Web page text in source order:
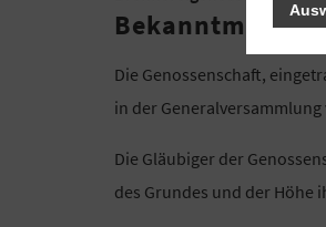
Die Genossenschaft,
in der Generalversammlung
Die Gläubiger der
des Grundes und der Höhe